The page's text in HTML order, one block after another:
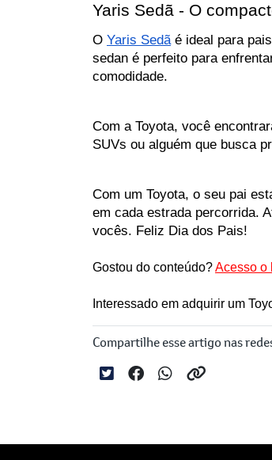
Yaris Sedã - O
O Yaris Sedã é ideal para
sedan é perfeito para
comodidade.
Com a Toyota, você
SUVs ou alguém que busca
Com um Toyota, o seu pai
em cada estrada percorrida.
vocês. Feliz Dia dos Pais!
Gostou do conteúdo? Acesso o
Interessado em adquirir um
Compartilhe esse artigo nas